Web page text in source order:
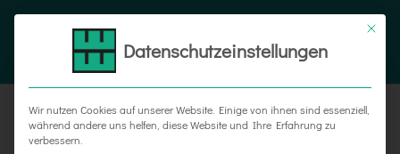
Zum
FacebookInstagram
Xing
Datenschutzeinstellungen
Wir nutzen Cookies auf unserer Website. Einige von ihnen sind essenziell,
während andere uns helfen, diese Website und Ihre Erfahrung zu
verbessern.